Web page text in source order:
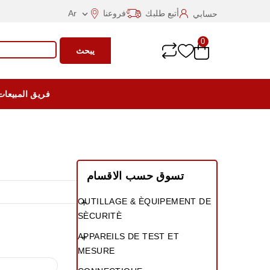
Ar  فروعنا أتبع طلبك حسابي
يبحث
0
فريق
تسوق حسب الاقسام
OUTILLAGE & ÈQUIPEMENT DE
SÈCURITÈ

APPAREILS DE TEST ET
MESURE
